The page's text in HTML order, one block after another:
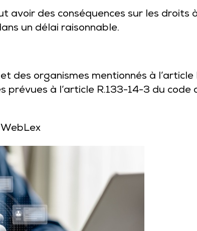
avoir des conséquences sur les droits
un délai raisonnable.
organismes mentionnés à
prévues à l’article R.133-14-3 du code